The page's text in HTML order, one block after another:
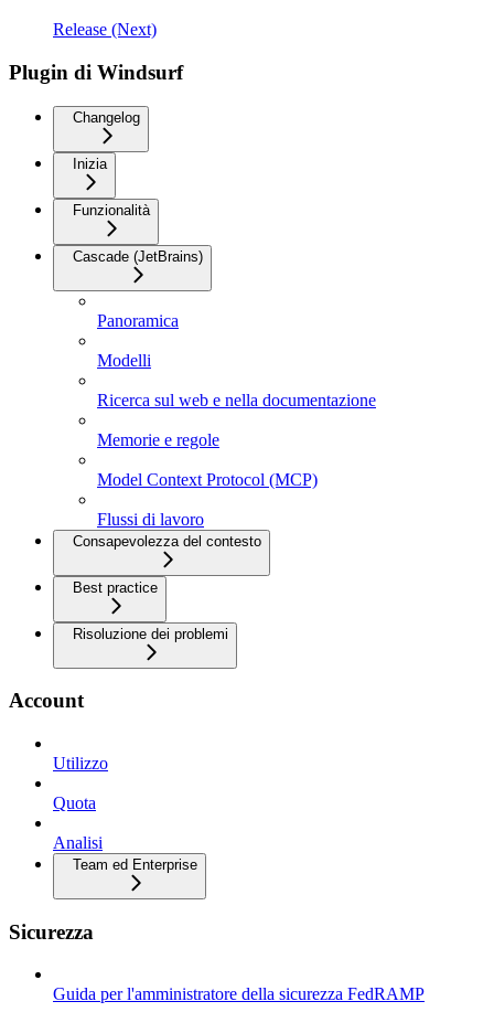
Release (Next)
Plugin di Windsurf
Changelog
Inizia
Funzionalità
Cascade (JetBrains)
Panoramica
Modelli
Ricerca sul web e nella documentazione
Memorie e regole
Model Context Protocol (MCP)
Flussi di lavoro
Consapevolezza del contesto
Best practice
Risoluzione dei problemi
Account
Utilizzo
Quota
Analisi
Team ed Enterprise
Sicurezza
Guida per l'amministratore della sicurezza FedRAMP